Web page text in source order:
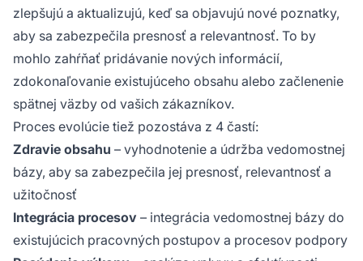
zlepšujú a aktualizujú, keď sa objavujú nové poznatky,
aby sa zabezpečila presnosť a relevantnosť. To by
mohlo zahŕňať pridávanie nových informácií,
zdokonaľovanie existujúceho obsahu alebo začlenenie
spätnej väzby od vašich zákazníkov.
Proces evolúcie tiež pozostáva z 4 častí:
Zdravie obsahu – vyhodnotenie a údržba vedomostnej
bázy, aby sa zabezpečila jej presnosť, relevantnosť a
užitočnosť
Integrácia procesov – integrácia vedomostnej bázy do
existujúcich pracovných postupov a procesov podpory